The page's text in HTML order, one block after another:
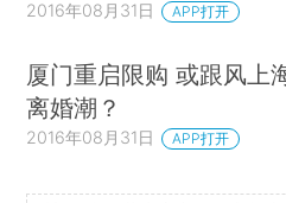
2016年08月31日 APP打开
厦门重启限购 或跟风上
离婚潮？
2016年08月31日 APP打开